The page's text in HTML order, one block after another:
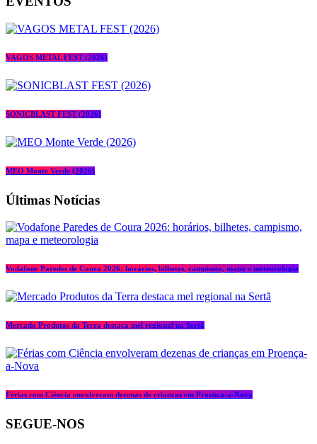
VAGOS METAL FEST (2026)
SONICBLAST FEST (2026)
MEO Monte Verde (2026)
Últimas Notícias
Vodafone Paredes de Coura 2026: horários, bilhetes, campismo, mapa e meteorologia
Mercado Produtos da Terra destaca mel regional na Sertã
Férias com Ciência envolveram dezenas de crianças em Proença-a-Nova
SEGUE-NOS